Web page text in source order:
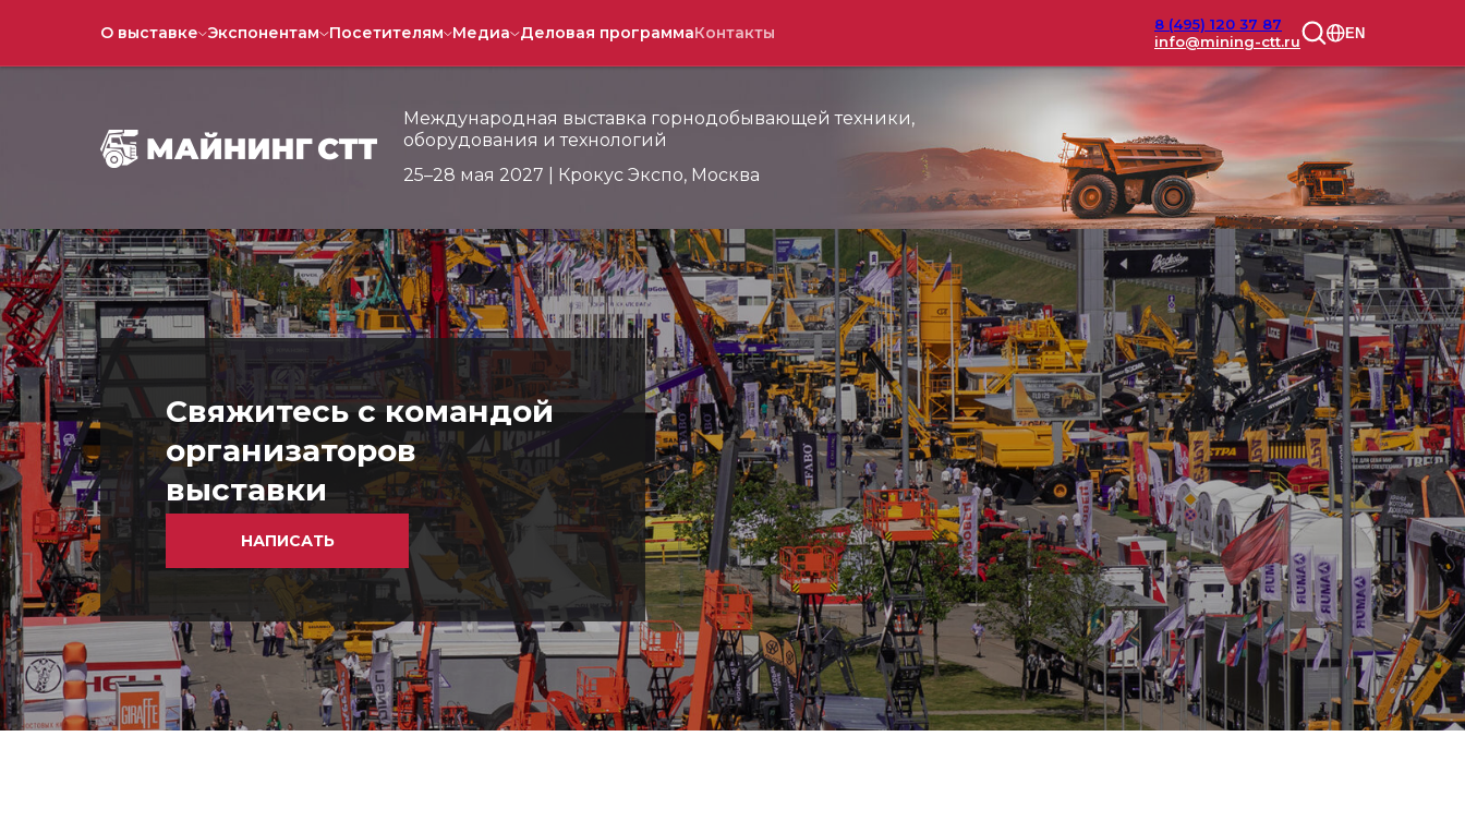
Международная выставка горнодобывающей техники,
оборудования и технологий
25–28 мая 2027 | Крокус Экспо, Москва
О выставке Экспонентам Посетителям Медиа Деловая программаКонтакты
8 (495) 120 37 87
info@mining-ctt.ru
EN
Свяжитесь с командой
организаторов
выставки
НАПИСАТЬ